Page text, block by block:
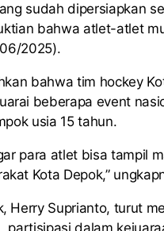
sudah dipersiapkan
bahwa atlet-atlet
2025).
bahwa tim hockey
beberapa event
usia 15 tahun.
para atlet bisa tampil
Kota Depok,”
Herry Suprianto, turut